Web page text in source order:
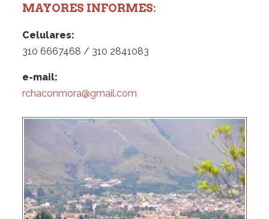
MAYORES INFORMES:
Celulares:
310 6667468 / 310 2841083
e-mail:
rchaconmora@gmail.com